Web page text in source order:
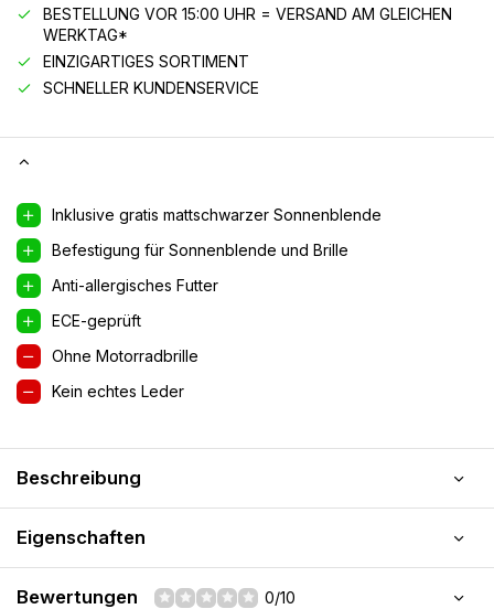
BESTELLUNG VOR 15:00 UHR = VERSAND AM GLEICHEN
WERKTAG*
EINZIGARTIGES SORTIMENT
SCHNELLER KUNDENSERVICE
Inklusive gratis mattschwarzer Sonnenblende
Befestigung für Sonnenblende und Brille
Anti-allergisches Futter
ECE-geprüft
Ohne Motorradbrille
Kein echtes Leder
Beschreibung
Eigenschaften
Bewertungen 0/10